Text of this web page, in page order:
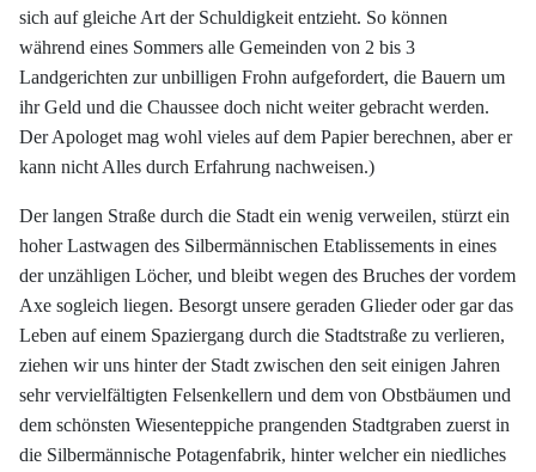
sich auf gleiche Art der Schuldigkeit entzieht. So können
während eines Sommers alle Gemeinden von 2 bis 3
Landgerichten zur unbilligen Frohn aufgefordert, die Bauern um
ihr Geld und die Chaussee doch nicht weiter gebracht werden.
Der Apologet mag wohl vieles auf dem Papier berechnen, aber er
kann nicht Alles durch Erfahrung nachweisen.)
Der langen Straße durch die Stadt ein wenig verweilen, stürzt ein
hoher Lastwagen des Silbermännischen Etablissements in eines
der unzähligen Löcher, und bleibt wegen des Bruches der vordem
Axe sogleich liegen. Besorgt unsere geraden Glieder oder gar das
Leben auf einem Spaziergang durch die Stadtstraße zu verlieren,
ziehen wir uns hinter der Stadt zwischen den seit einigen Jahren
sehr vervielfältigten Felsenkellern und dem von Obstbäumen und
dem schönsten Wiesenteppiche prangenden Stadtgraben zuerst in
die Silbermännische Potagenfabrik, hinter welcher ein niedliches